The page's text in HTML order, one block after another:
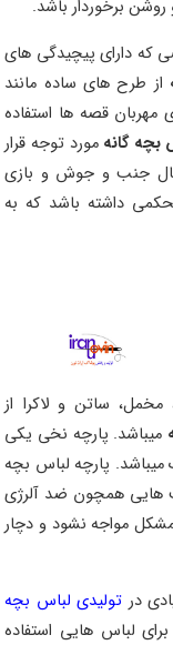
روشن برخوردار باشد.
که دارای پیچیدگی های
از طرح های ساده مانند
قصه ها استفاده
بچه گانه مورد توجه قرار
حال جنب و جوش و بازی
داشته باشد که به
ساتن و لاکرا از
میباشد. پارچه نخی یکی
میباشد. پارچه لباس بچه
هایی همچون ضد آلرژی
مشکل مواجه نشود و دچار
در تولیدی لباس بچه
لباس هایی استفاده